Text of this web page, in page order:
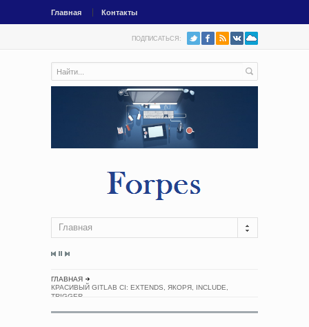
Главная Контакты
ПОДПИСАТЬСЯ:
Главная
ГЛАВНАЯ
КРАСИВЫЙ GITLAB CI: EXTENDS, ЯКОРЯ, INCLUDE,
TRIGGER